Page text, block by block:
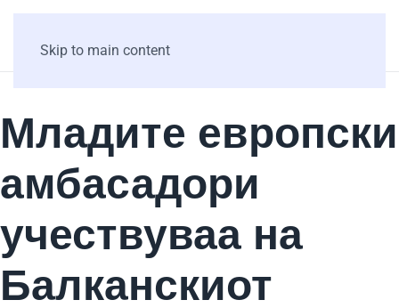
Skip to main content
Младите европски
амбасадори
учествуваа на
Балканскиот